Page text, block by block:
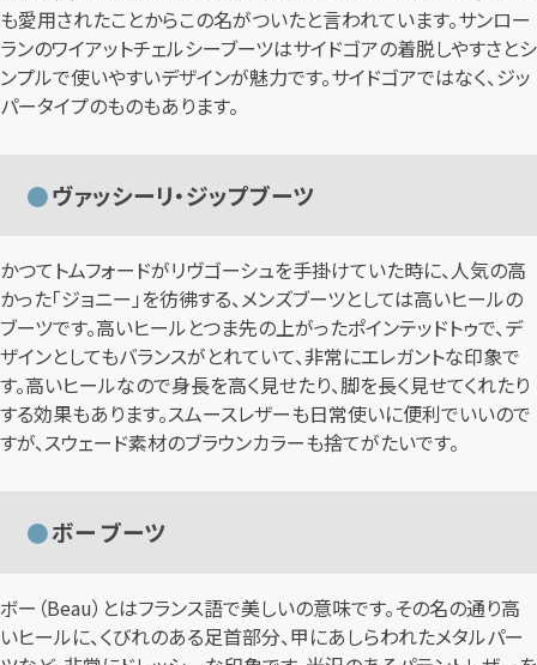
も愛用されたことからこの名がついたと言われています。サンロー
ランのワイアットチェルシーブーツはサイドゴアの着脱しやすさとシ
ンプルで使いやすいデザインが魅力です。サイドゴアではなく、ジッ
パータイプのものもあります。
ヴァッシーリ・ジップブーツ
かつてトムフォードがリヴゴーシュを手掛けていた時に、人気の高
かった「ジョニー」を彷彿する、メンズブーツとしては高いヒールの
ブーツです。高いヒールとつま先の上がったポインテッドトゥで、デ
ザインとしてもバランスがとれていて、非常にエレガントな印象で
す。高いヒールなので身長を高く見せたり、脚を長く見せてくれたり
する効果もあります。スムースレザーも日常使いに便利でいいので
すが、スウェード素材のブラウンカラーも捨てがたいです。
ボー ブーツ
ボー（Beau）とはフランス語で美しいの意味です。その名の通り高
いヒールに、くびれのある足首部分、甲にあしらわれたメタルパー